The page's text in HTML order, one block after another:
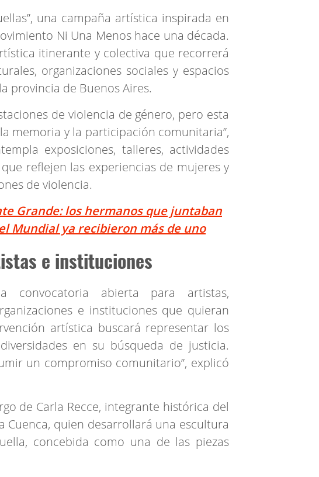
una campaña artística inspirada en
Ni Una Menos hace una década.
itinerante y colectiva que recorrerá
organizaciones sociales y espacios
provincia de Buenos Aires.
de violencia de género, pero esta
memoria y la participación comunitaria”,
exposiciones, talleres, actividades
reflejen las experiencias de mujeres y
de violencia.
Grande: los hermanos que juntaban
Mundial ya recibieron más de uno
e instituciones
convocatoria abierta para artistas,
e instituciones que quieran
artística buscará representar los
en su búsqueda de justicia.
un compromiso comunitario”, explicó
de Carla Recce, integrante histórica del
quien desarrollará una escultura
concebida como una de las piezas